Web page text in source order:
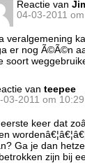
Reactie van
04-03-2011
veralgemening
er nog Ã©Ã©n
soort
van teepee
03-2011 om 10:29
eerste keer dat
Ga je dan
zijn bij